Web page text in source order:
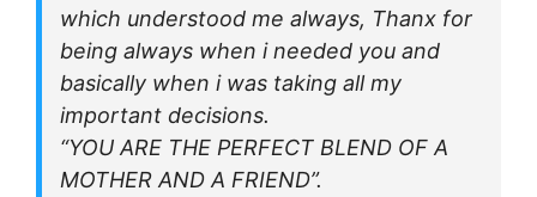
which understood me always, Thanx for
being always when i needed you and
basically when i was taking all my
important decisions.
“YOU ARE THE PERFECT BLEND OF A
MOTHER AND A FRIEND”.